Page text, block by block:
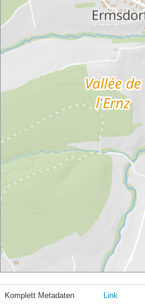
Komplett Metadaten Link